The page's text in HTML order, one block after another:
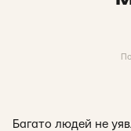
Багато людей не